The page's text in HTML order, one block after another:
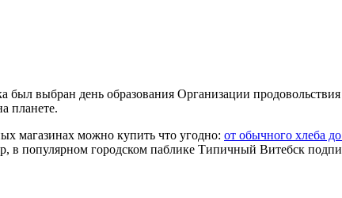
выбран день образования Организации
планете.
магазинах можно купить что угодно: от обычного хлеба
в популярном городском паблике Типичный Витебск